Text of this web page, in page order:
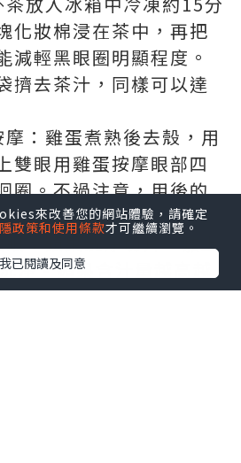
化妝棉浸在茶中，再把
減輕黑眼圈明顯程度。
擠去茶汁，同樣可以達
：雞蛋煮熟後去殼，用
雙眼用雞蛋按摩眼部四
圈。不過注意，用後的
吃了。
眼：蘋果洗淨切片，敷上
淨。蘋果含汁量越高越
果片，當然也不能再食
來改善您的網站體驗，請確定
政策和使用條款才可繼續瀏覽。
我已閱讀及同意